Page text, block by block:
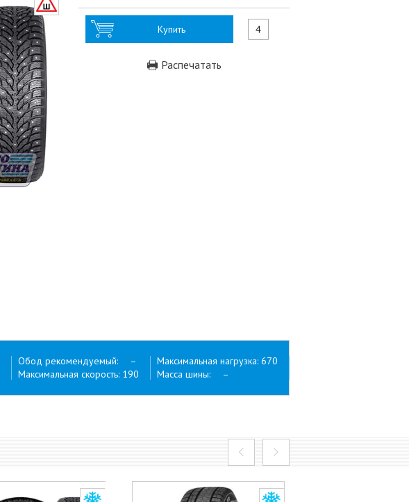
Купить
Распечатать
Обод рекомендуемый: –
Максимальная скорость: 190
Максимальная нагрузка: 670
Масса шины: –